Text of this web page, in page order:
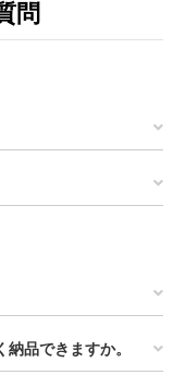
問
品できますか。